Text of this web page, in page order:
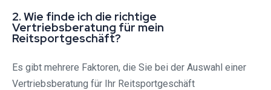
2. Wie finde ich die richtige
Vertriebsberatung für mein
Reitsportgeschäft?
Es gibt mehrere Faktoren, die Sie bei der Auswahl einer
Vertriebsberatung für Ihr Reitsportgeschäft